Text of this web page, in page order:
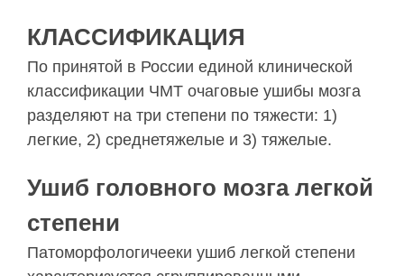
КЛАССИФИКАЦИЯ
По принятой в России единой клинической
класси­фикации ЧМТ очаговые ушибы мозга
разделяют на три степени по тяжести: 1)
легкие, 2) среднетяжелые и 3) тяжелые.
Ушиб головного мозга легкой
степени
Патоморфологичееки ушиб легкой степени